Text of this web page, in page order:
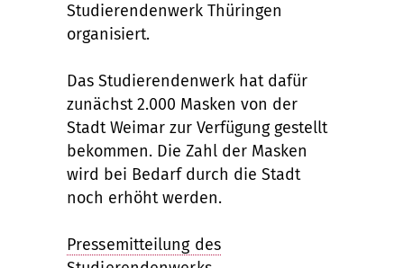
Studierendenwerk Thüringen
organisiert.
Das Studierendenwerk hat dafür
zunächst 2.000 Masken von der
Stadt Weimar zur Verfügung gestellt
bekommen. Die Zahl der Masken
wird bei Bedarf durch die Stadt
noch erhöht werden.
Pressemitteilung des